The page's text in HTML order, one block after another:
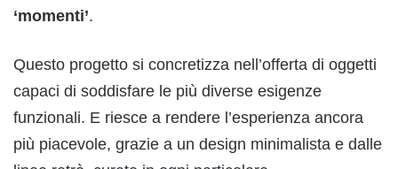
‘momenti’.
Questo progetto si concretizza nell’offerta di oggetti
capaci di soddisfare le più diverse esigenze
funzionali. E riesce a rendere l’esperienza ancora
più piacevole, grazie a un design minimalista e dalle